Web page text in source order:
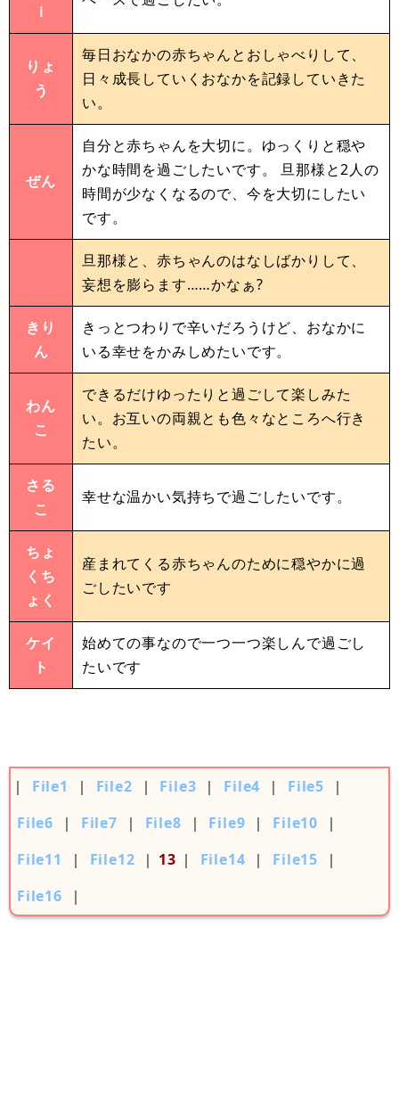
ｉ
りょ
う
毎日おなかの赤ちゃんとおしゃべりして、
日々成長していくおなかを記録していきた
い。
ぜん
自分と赤ちゃんを大切に。ゆっくりと穏や
かな時間を過ごしたいです。 旦那様と2人の
時間が少なくなるので、今を大切にしたい
です。
旦那様と、赤ちゃんのはなしばかりして、
妄想を膨らます……かなぁ?
きり
ん
きっとつわりで辛いだろうけど、おなかに
いる幸せをかみしめたいです。
わん
こ
できるだけゆったりと過ごして楽しみた
い。お互いの両親とも色々なところへ行き
たい。
さる
こ
幸せな温かい気持ちで過ごしたいです。
ちょ
くち
ょく
産まれてくる赤ちゃんのために穏やかに過
ごしたいです
ケイ
ト
始めての事なので一つ一つ楽しんで過ごし
たいです
｜ File1 ｜ File2 ｜ File3 ｜ File4 ｜ File5
｜
File6
｜ File7 ｜ File8 ｜ File9 ｜ File10
｜
File11
｜ File12 ｜ 13 ｜ File14 ｜ File15
｜
File16
｜